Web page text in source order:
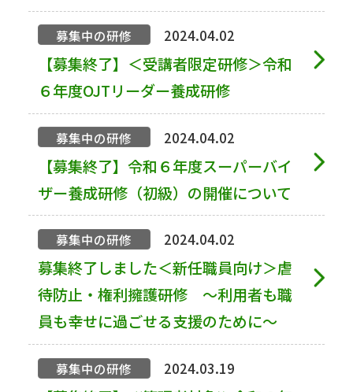
募集中の研修 2024.04.02
【募集終了】＜受講者限定研修＞令和
６年度OJTリーダー養成研修
募集中の研修 2024.04.02
【募集終了】令和６年度スーパーバイ
ザー養成研修（初級）の開催について
募集中の研修 2024.04.02
募集終了しました＜新任職員向け＞虐
待防止・権利擁護研修 ～利用者も職
員も幸せに過ごせる支援のために～
募集中の研修 2024.03.19